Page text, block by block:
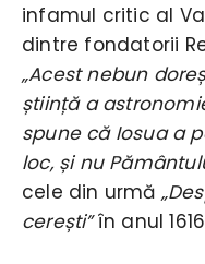
infamul critic al
dintre fondatorii
„Acest nebun
știință a
spune că Iosua a
loc, și nu
cele din urmă
cerești”în anul